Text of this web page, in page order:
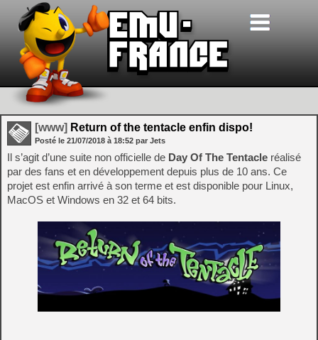
[www] Return of the tentacle enfin dispo!
Posté le 21/07/2018 à 18:52 par Jets
Il s’agit d’une suite non officielle de Day Of The Tentacle réalisé
par des fans et en développement depuis plus de 10 ans. Ce
projet est enfin arrivé à son terme et est disponible pour Linux,
MacOS et Windows en 32 et 64 bits.